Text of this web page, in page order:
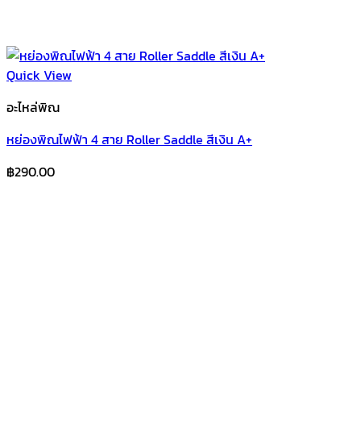
Quick View
อะไหล่พิณ
หย่องพิณไฟฟ้า 4 สาย Roller Saddle สีเงิน A+
฿290.00